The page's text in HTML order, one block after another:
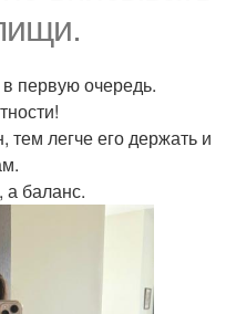
первую очередь.
легче его держать и
а баланс.